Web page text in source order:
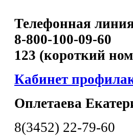
Телефонная
8-800-100-09-60
123 (короткий
Кабинет
Оплетаева
8(3452) 22-79-60